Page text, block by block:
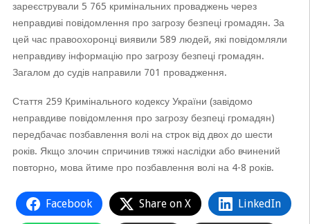
зареєстрували 5 765 кримінальних проваджень через
неправдиві повідомлення про загрозу безпеці громадян. За
цей час правоохоронці виявили 589 людей, які повідомляли
неправдиву інформацію про загрозу безпеці громадян.
Загалом до судів направили 701 провадження.
Стаття 259 Кримінального кодексу України (завідомо
неправдиве повідомлення про загрозу безпеці громадян)
передбачає позбавлення волі на строк від двох до шести
років. Якщо злочин спричинив тяжкі наслідки або вчинений
повторно, мова йтиме про позбавлення волі на 4-8 років.
Facebook Share on X LinkedIn